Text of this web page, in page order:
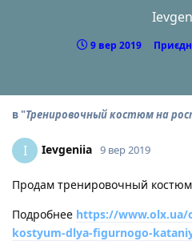
9 вер 2019
в "Тренировочный костюм на
I Ievgeniia 9 вер 2019
Продам тренировочный
Подробнее https://www.olx.ua/
kostyum-dlya-figurnogo-